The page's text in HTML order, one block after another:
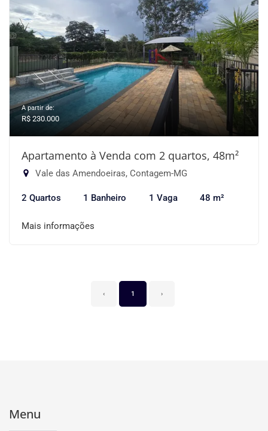
A partir de:
R$ 230.000
Apartamento à Venda com 2 quartos, 48m²
Vale das Amendoeiras, Contagem-MG
2 Quartos 1 Banheiro 1 Vaga 48 m²
Mais informações
‹ 1 ›
Menu